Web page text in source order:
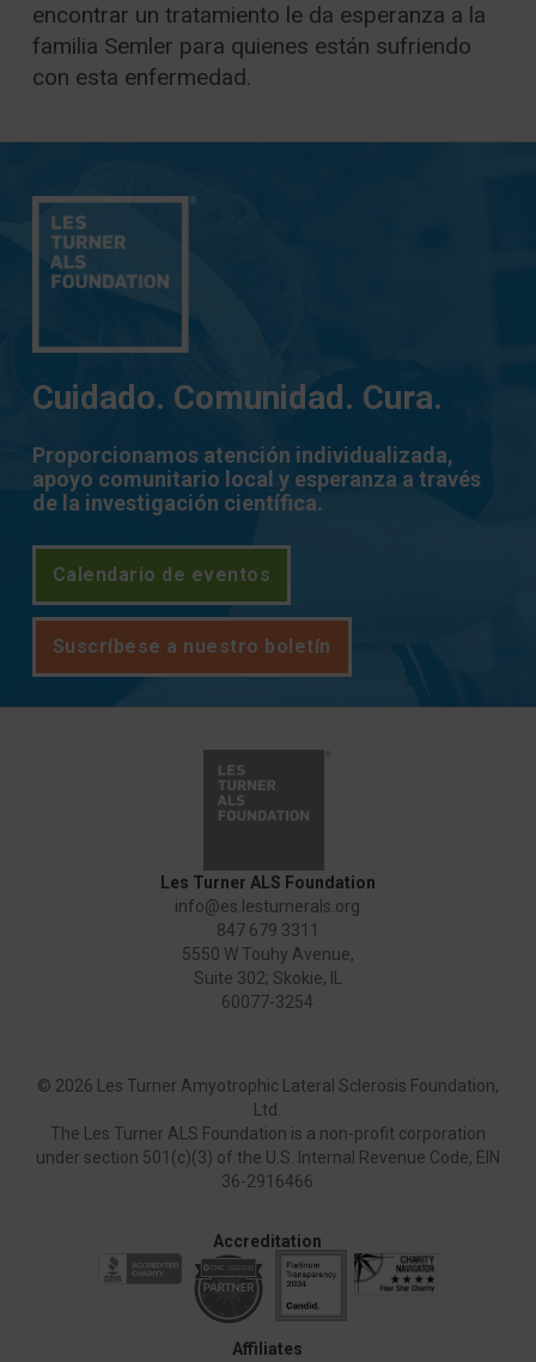
encontrar un tratamiento le da esperanza a la
familia Semler para quienes están sufriendo
con esta enfermedad.
Cuidado. Comunidad. Cura.
Proporcionamos atención individualizada,
apoyo comunitario local y esperanza a través
de la investigación científica.
Calendario de eventos
Suscríbese a nuestro boletín
Les Turner ALS Foundation
info@es.lesturnerals.org
847 679 3311
5550 W Touhy Avenue,
Suite 302; Skokie, IL
60077-3254
© 2026 Les Turner Amyotrophic Lateral Sclerosis Foundation,
Ltd.
The Les Turner ALS Foundation is a non-profit corporation
under section 501(c)(3) of the U.S. Internal Revenue Code, EIN
36-2916466
Accreditation
Affiliates